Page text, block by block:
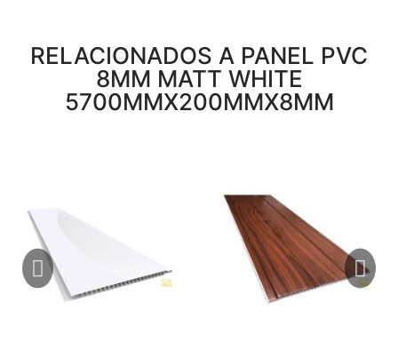
RELACIONADOS A PANEL PVC
8MM MATT WHITE
5700MMX200MMX8MM